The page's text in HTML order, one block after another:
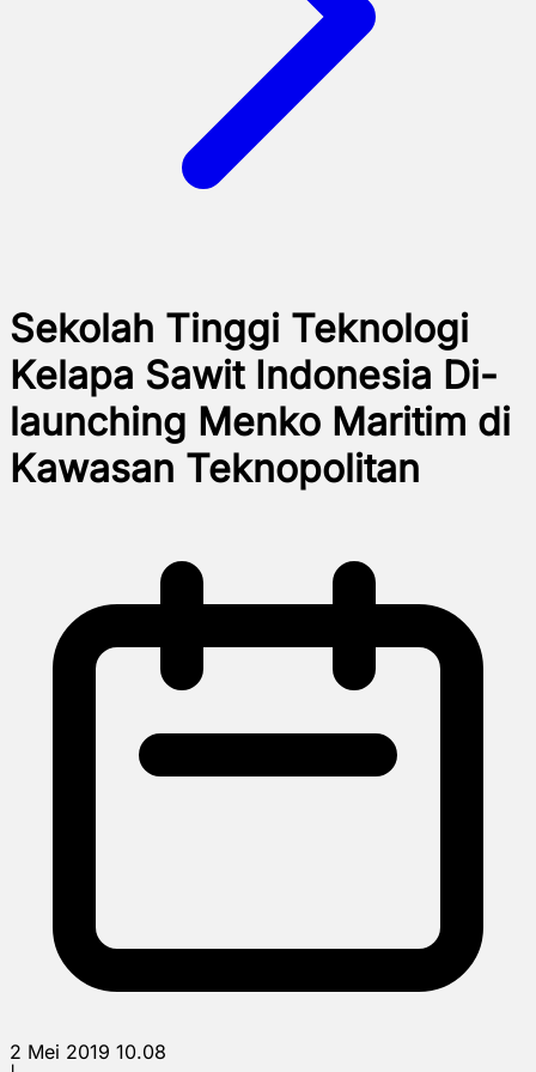
Sekolah Tinggi Teknologi
Kelapa Sawit Indonesia Di-
launching Menko Maritim di
Kawasan Teknopolitan
2 Mei 2019 10.08